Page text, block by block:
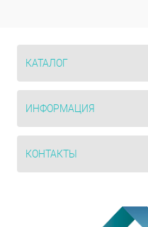
КАТАЛОГ
ИНФОРМАЦИЯ
КОНТАКТЫ